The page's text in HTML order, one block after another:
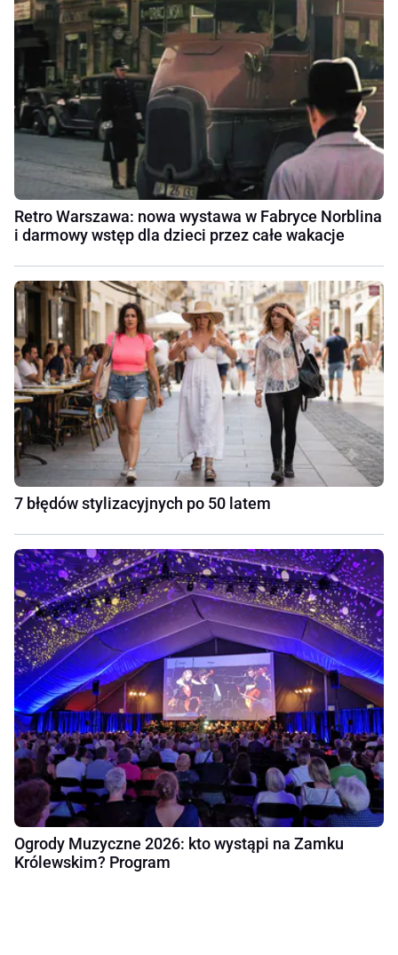
Retro Warszawa: nowa wystawa w Fabryce Norblina
i darmowy wstęp dla dzieci przez całe wakacje
7 błędów stylizacyjnych po 50 latem
Ogrody Muzyczne 2026: kto wystąpi na Zamku
Królewskim? Program